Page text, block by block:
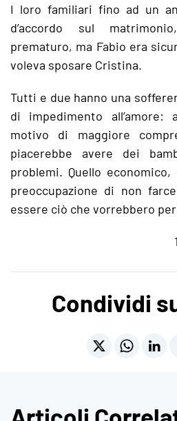
I loro familiari fino ad un
d’accordo sul
prematuro, ma Fabio era
voleva sposare Cristina.
Tutti e due hanno una
di impedimento all’amore:
motivo di maggiore
piacerebbe avere dei
problemi. Quello
preoccupazione di non
essere ciò che vorrebbero
Condividi